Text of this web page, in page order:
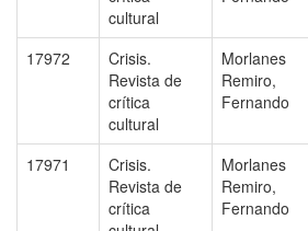
cultural
17972
Crisis.
Revista de
crítica
cultural
Morlanes
Remiro,
Fernando
17971
Crisis.
Revista de
crítica
Morlanes
Remiro,
Fernando